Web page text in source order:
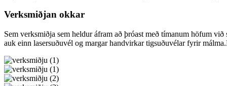
Verksmiðjan okkar
Sem verksmiðja sem heldur áfram að þróast með tímanum höfum
auk einn lasersuðuvél og margar handvirkar tigsuðuvélar fyrir